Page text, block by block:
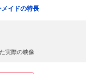
イドの特長
実際の映像